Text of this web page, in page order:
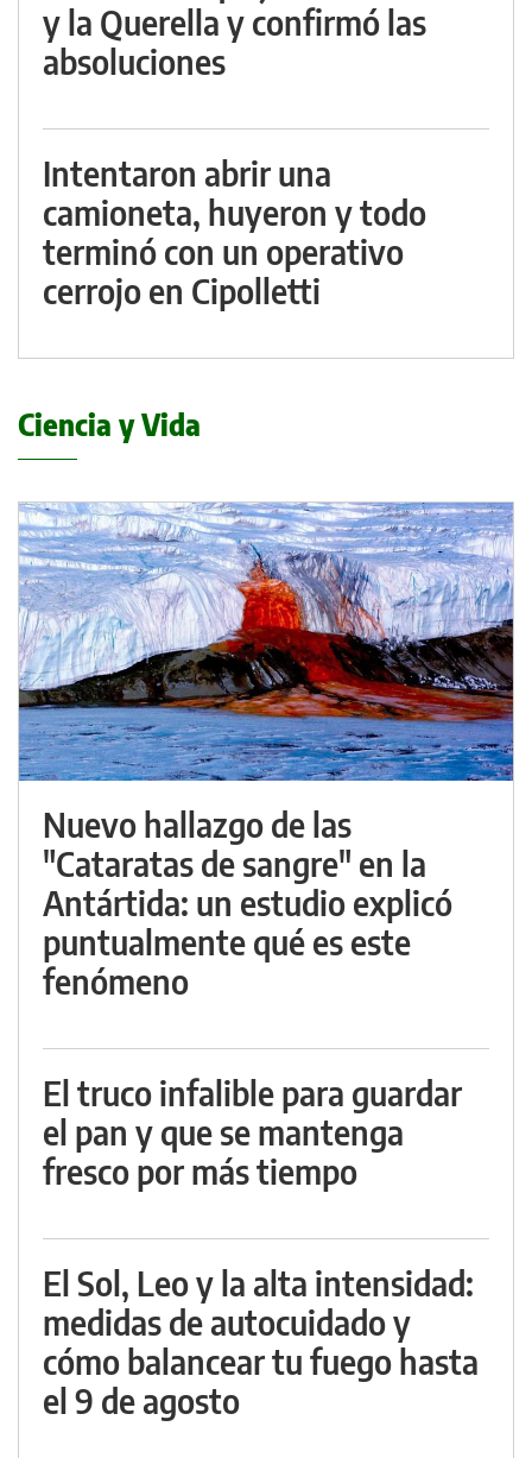
y la Querella y confirmó las
absoluciones
Intentaron abrir una
camioneta, huyeron y todo
terminó con un operativo
cerrojo en Cipolletti
Ciencia y Vida
Nuevo hallazgo de las
"Cataratas de sangre" en la
Antártida: un estudio explicó
puntualmente qué es este
fenómeno
El truco infalible para guardar
el pan y que se mantenga
fresco por más tiempo
El Sol, Leo y la alta intensidad:
medidas de autocuidado y
cómo balancear tu fuego hasta
el 9 de agosto